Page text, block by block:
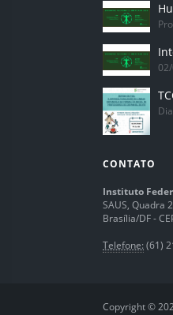
CONTATO
Instituto
SAUS, Quadra
Brasília/DF -
Telefone: (61)
Copyright ©